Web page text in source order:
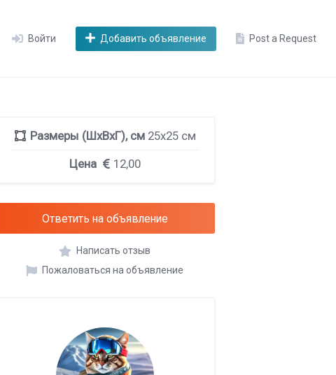
Войти Добавить объявление Post a Request
Размеры (ШхВхГ), см 25х25 см
Цена
12,00
Ответить на объявление
Написать отзыв
Пожаловаться на объявление